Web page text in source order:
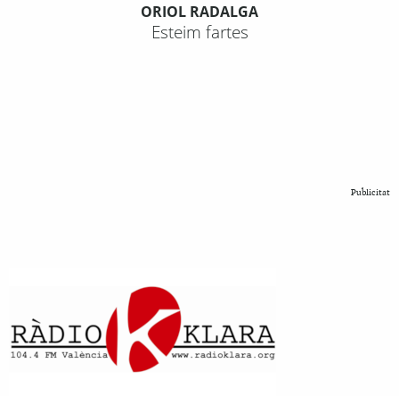
ORIOL RADALGA
Esteim fartes
Publicitat